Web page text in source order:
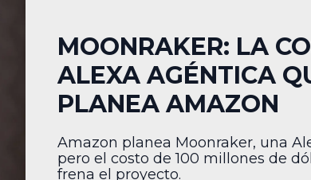
MOONRAKER: LA
ALEXA AGÉNTICA
PLANEA AMAZON
Amazon planea Moonraker, una
pero el costo de 100 millones de
frena el proyecto.